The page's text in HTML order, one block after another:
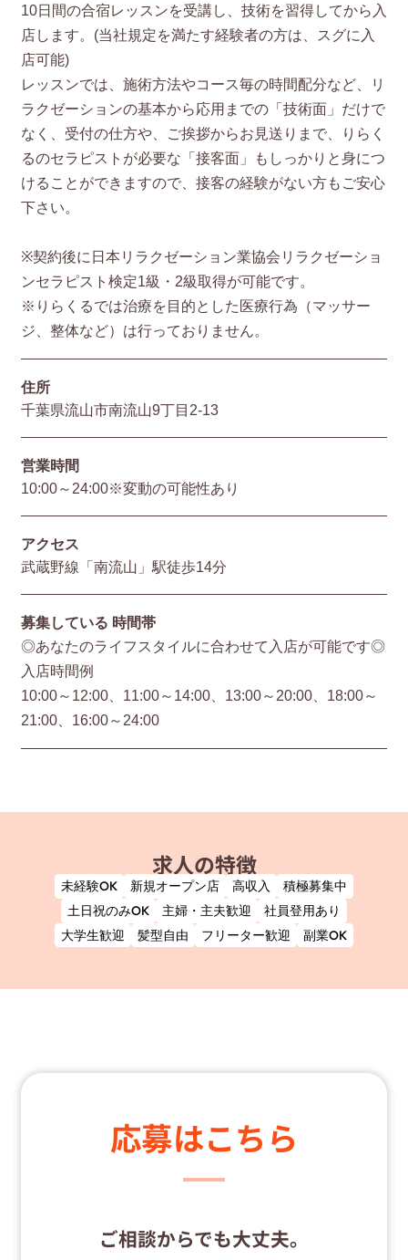
10日間の合宿レッスンを受講し、技術を習得してから入
店します。(当社規定を満たす経験者の方は、スグに入
店可能)
レッスンでは、施術方法やコース毎の時間配分など、リ
ラクゼーションの基本から応用までの「技術面」だけで
なく、受付の仕方や、ご挨拶からお見送りまで、りらく
るのセラピストが必要な「接客面」もしっかりと身につ
けることができますので、接客の経験がない方もご安心
下さい。
※契約後に日本リラクゼーション業協会リラクゼーショ
ンセラピスト検定1級・2級取得が可能です。
※りらくるでは治療を目的とした医療行為（マッサー
ジ、整体など）は行っておりません。
住所
千葉県流山市南流山9丁目2-13
営業時間
10:00～24:00※変動の可能性あり
アクセス
武蔵野線「南流山」駅徒歩14分
募集している 時間帯
◎あなたのライフスタイルに合わせて入店が可能です◎
入店時間例
10:00～12:00、11:00～14:00、13:00～20:00、18:00～
21:00、16:00～24:00
求人の特徴
未経験OK 新規オープン店 高収入
積極募集中
土日祝のみOK
主婦・主夫歓迎
社員登用あり
大学生歓迎
髪型自由 フリーター歓迎 副業OK
応募はこちら
ご相談からでも大丈夫。